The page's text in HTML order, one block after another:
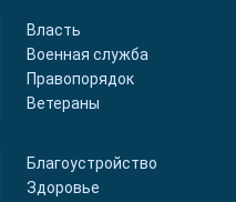
Власть
Военная служба
Правопорядок
Ветераны
Благоустройство
Здоровье